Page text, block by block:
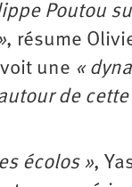
Poutou
, résume
une «
de cette
écolos »,